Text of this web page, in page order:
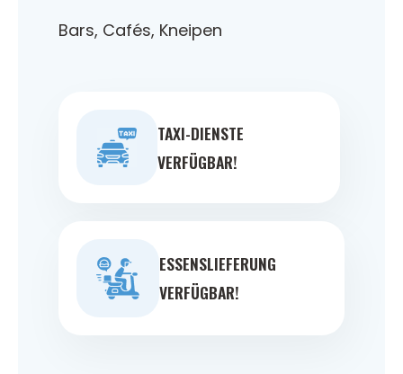
Bars, Cafés, Kneipen
TAXI-DIENSTE
VERFÜGBAR!
ESSENSLIEFERUNG
VERFÜGBAR!